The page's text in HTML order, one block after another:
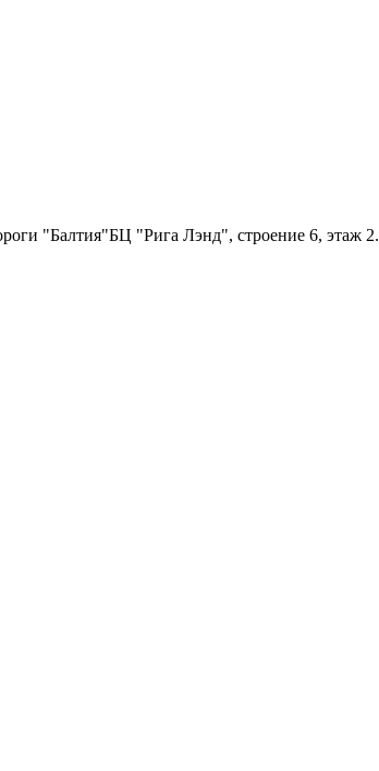
"Балтия"БЦ "Рига Лэнд", строение 6, этаж 2.